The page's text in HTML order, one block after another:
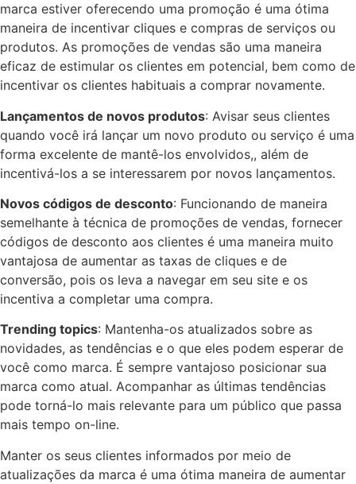
marca estiver oferecendo uma promoção é uma ótima
maneira de incentivar cliques e compras de serviços ou
produtos. As promoções de vendas são uma maneira
eficaz de estimular os clientes em potencial, bem como de
incentivar os clientes habituais a comprar novamente.
Lançamentos de novos produtos: Avisar seus clientes
quando você irá lançar um novo produto ou serviço é uma
forma excelente de mantê-los envolvidos,, além de
incentivá-los a se interessarem por novos lançamentos.
Novos códigos de desconto: Funcionando de maneira
semelhante à técnica de promoções de vendas, fornecer
códigos de desconto aos clientes é uma maneira muito
vantajosa de aumentar as taxas de cliques e de
conversão, pois os leva a navegar em seu site e os
incentiva a completar uma compra.
Trending topics: Mantenha-os atualizados sobre as
novidades, as tendências e o que eles podem esperar de
você como marca. É sempre vantajoso posicionar sua
marca como atual. Acompanhar as últimas tendências
pode torná-lo mais relevante para um público que passa
mais tempo on-line.
Manter os seus clientes informados por meio de
atualizações da marca é uma ótima maneira de aumentar